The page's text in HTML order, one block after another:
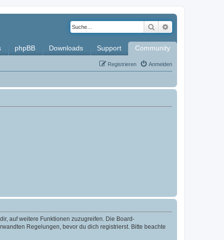
Suche
phpBB Downloads Support Community
Anmelden
Registrieren
auf weitere Funktionen zuzugreifen. Die Board-
Regelungen, bevor du dich registrierst. Bitte beachte